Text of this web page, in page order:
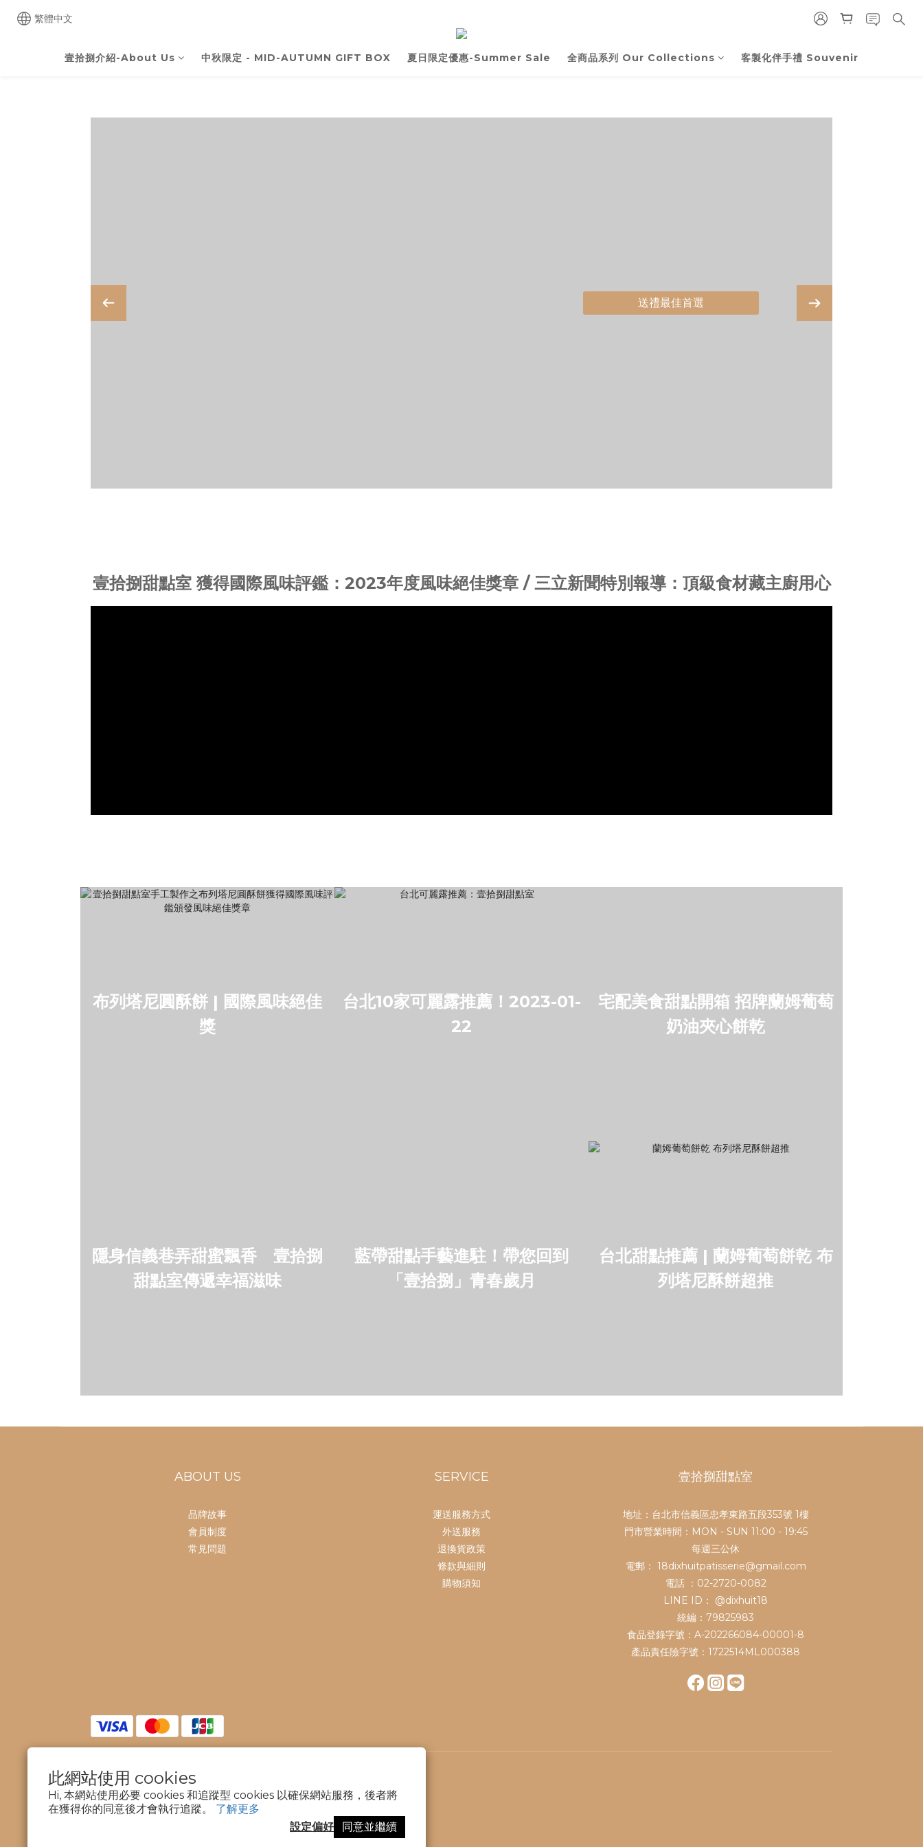
此網站使用 cookies
Hi, 本網站使用必要 cookies 和追蹤型 cookies 以確保網站服務，後者將
在獲得你的同意後才會執行追蹤。 了解更多
設定偏好
同意並繼續
繁體中文
壹拾捌介紹-About Us 中秋限定 - MID-AUTUMN GIFT BOX 夏日限定優惠-Summer Sale 全商品系列 Our Collections 客製化伴手禮 Souvenir
送禮最佳首選
壹拾捌甜點室 獲得國際風味評鑑：2023年度風味絕佳獎章 / 三立新聞特別報導：頂級食材藏主廚用心
布列塔尼圓酥餅 | 國際風味絕佳
獎
台北10家可麗露推薦！2023-01-
22
宅配美食甜點開箱 招牌蘭姆葡萄
奶油夾心餅乾
隱身信義巷弄甜蜜飄香 壹拾捌
甜點室傳遞幸福滋味
藍帶甜點手藝進駐！帶您回到
「壹拾捌」青春歲月
台北甜點推薦 | 蘭姆葡萄餅乾 布
列塔尼酥餅超推
ABOUT US
品牌故事
會員制度
常見問題
SERVICE
運送服務方式
外送服務
退換貨政策
條款與細則
購物須知
壹拾捌甜點室
地址：台北市信義區忠孝東路五段353號 1樓
門市營業時間：MON - SUN 11:00 - 19:45
每週三公休
電郵： 18dixhuitpatisserie@gmail.com
電話 ：02-2720-0082
LINE ID：
@dixhuit18
統編：79825983
食品登錄字號：A-202266084-00001-8
產品責任險字號：1722514ML000388
$ TWD 繁體中文